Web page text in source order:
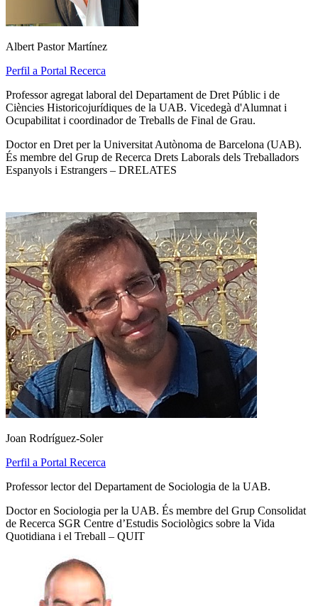
Albert Pastor Martínez
Perfil a Portal Recerca
Professor agregat laboral del Departament de Dret Públic i de
Ciències Historicojurídiques de la UAB. Vicedegà d'Alumnat i
Ocupabilitat i coordinador de Treballs de Final de Grau.
Doctor en Dret per la Universitat Autònoma de Barcelona (UAB).
És membre del Grup de Recerca Drets Laborals dels Treballadors
Espanyols i Estrangers – DRELATES
Joan Rodríguez-Soler
Perfil a Portal Recerca
Professor lector del Departament de Sociologia de la UAB.
Doctor en Sociologia per la UAB. És membre del Grup Consolidat
de Recerca SGR Centre d’Estudis Sociològics sobre la Vida
Quotidiana i el Treball – QUIT